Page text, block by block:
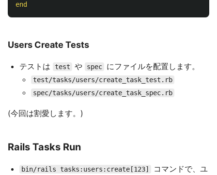
end
Users Create Tests
テストは test や spec にファイルを配置します。
test/tasks/users/create_task_test.rb
spec/tasks/users/create_task_spec.rb
(今回は割愛します。)
Rails Tasks Run
bin/rails tasks:users:create[123]
コマンドで、ユ